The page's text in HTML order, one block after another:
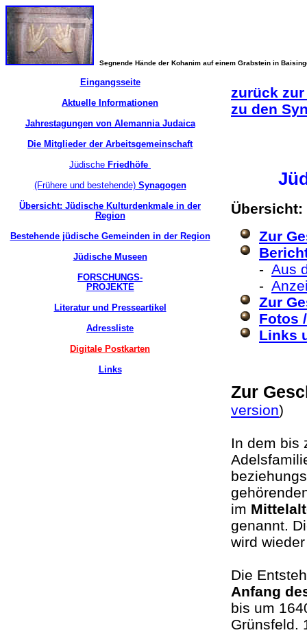
Segnende Hände der Kohanim auf einem Grabstein in
Eingangsseite
Aktuelle Informationen
Jahrestagungen von Alemannia Judaica
Die Mitglieder der Arbeitsgemeinschaft
Jüdische Friedhöfe
(Frühere und bestehende)Synagogen
Übersicht: Jüdische Kulturdenkmale in der
Region
Bestehende jüdische Gemeinden in der Region
Jüdische Museen
FORSCHUNGS-
PROJEKTE
Literatur und Presseartikel
Adressliste
Digitale Postkarten
Links
zurück
zu den
Übersicht:
Zur
- Aus
-
Zur
Fotos
Links
Zur
version)
In dem bis
im
genannt.
wird
Die
Anfang
bis um
Grünsfeld.